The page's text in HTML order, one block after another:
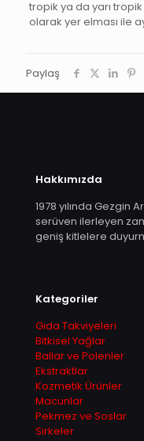
tropik ya da yarı
olarak yer elması ile
Paylaş
Hakkımızda
1978 yılında Gezgin
serüven ilerleyen
geniş kitlelere
Kategoriler
Gıda Takviyeleri
Bitkisel Yağlar
Ballar ve Polenler
Ekstraktlar
Kozmetik Ürünler
Macunlar
Pekmez ve Soslar
Sirkeler